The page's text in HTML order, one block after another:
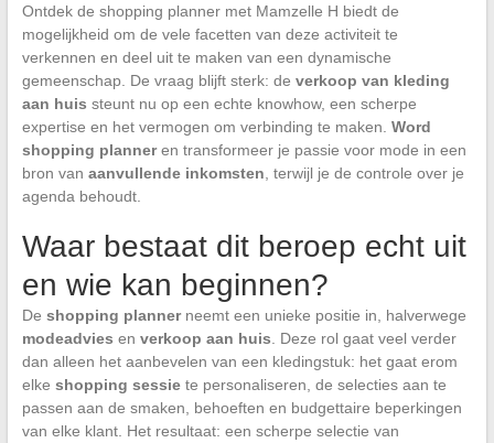
Ontdek de shopping planner met Mamzelle H biedt de
mogelijkheid om de vele facetten van deze activiteit te
verkennen en deel uit te maken van een dynamische
gemeenschap. De vraag blijft sterk: de verkoop van kleding
aan huis steunt nu op een echte knowhow, een scherpe
expertise en het vermogen om verbinding te maken. Word
shopping planneren transformeer je passie voor mode in een
bron van aanvullende inkomsten , terwijl je de controle over je
agenda behoudt.
Waar bestaat dit beroep echt uit
en wie kan beginnen?
De shopping plannerneemt een unieke positie in, halverwege
modeadvies en verkoop aan huis . Deze rol gaat veel verder
dan alleen het aanbevelen van een kledingstuk: het gaat erom
elke shopping sessiete personaliseren, de selecties aan te
passen aan de smaken, behoeften en budgettaire beperkingen
van elke klant. Het resultaat: een scherpe selectie van